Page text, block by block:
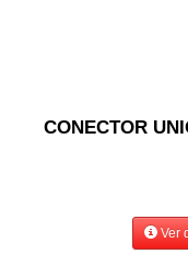
CONECTOR
Ver